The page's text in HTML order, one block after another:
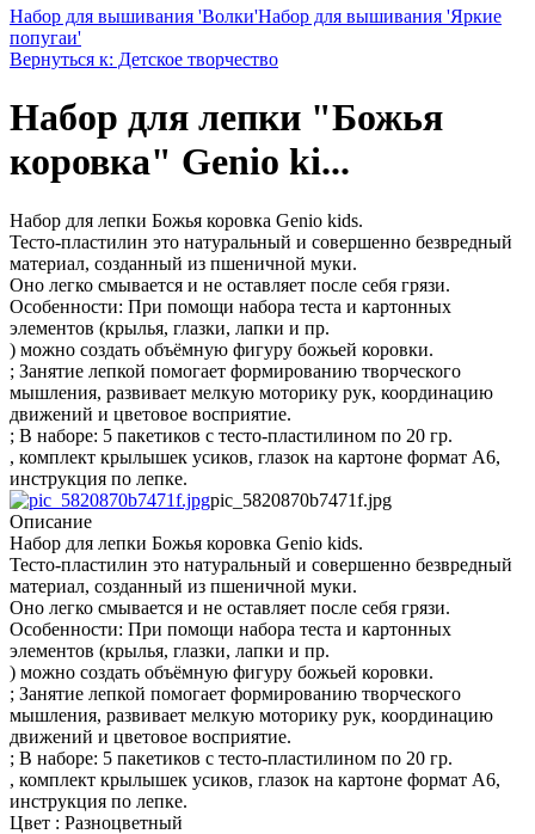
Набор для вышивания 'Волки'Набор для вышивания 'Яркие
попугаи'
Вернуться к: Детское творчество
Набор для лепки "Божья
коровка" Genio ki...
Набор для лепки Божья коровка Genio kids.
Тесто-пластилин это натуральный и совершенно безвредный
материал, созданный из пшеничной муки.
Оно легко смывается и не оставляет после себя грязи.
Особенности: При помощи набора теста и картонных
элементов (крылья, глазки, лапки и пр.
) можно создать объёмную фигуру божьей коровки.
; Занятие лепкой помогает формированию творческого
мышления, развивает мелкую моторику рук, координацию
движений и цветовое восприятие.
; В наборе: 5 пакетиков с тесто-пластилином по 20 гр.
, комплект крылышек усиков, глазок на картоне формат А6,
инструкция по лепке.
pic_5820870b7471f.jpg
Описание
Набор для лепки Божья коровка Genio kids.
Тесто-пластилин это натуральный и совершенно безвредный
материал, созданный из пшеничной муки.
Оно легко смывается и не оставляет после себя грязи.
Особенности: При помощи набора теста и картонных
элементов (крылья, глазки, лапки и пр.
) можно создать объёмную фигуру божьей коровки.
; Занятие лепкой помогает формированию творческого
мышления, развивает мелкую моторику рук, координацию
движений и цветовое восприятие.
; В наборе: 5 пакетиков с тесто-пластилином по 20 гр.
, комплект крылышек усиков, глазок на картоне формат А6,
инструкция по лепке.
Цвет : Разноцветный